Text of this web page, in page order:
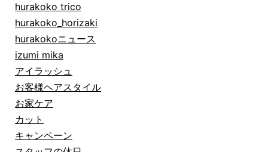
hurakoko trico
hurakoko_horizaki
hurakokoニュース
izumi mika
アイラッシュ
お客様ヘアスタイル
お家ケア
カット
キャンペーン